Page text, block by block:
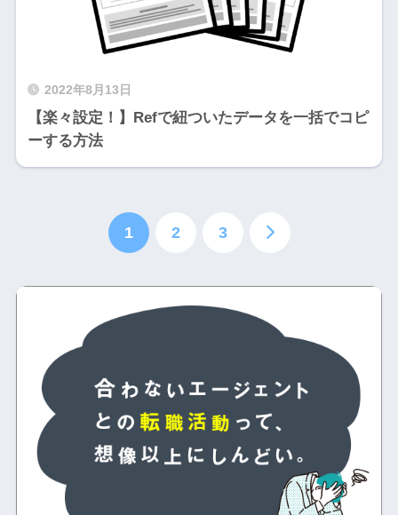
2022年8月13日
【楽々設定！】Refで紐ついたデータを一括でコピ
ーする方法
1 2 3